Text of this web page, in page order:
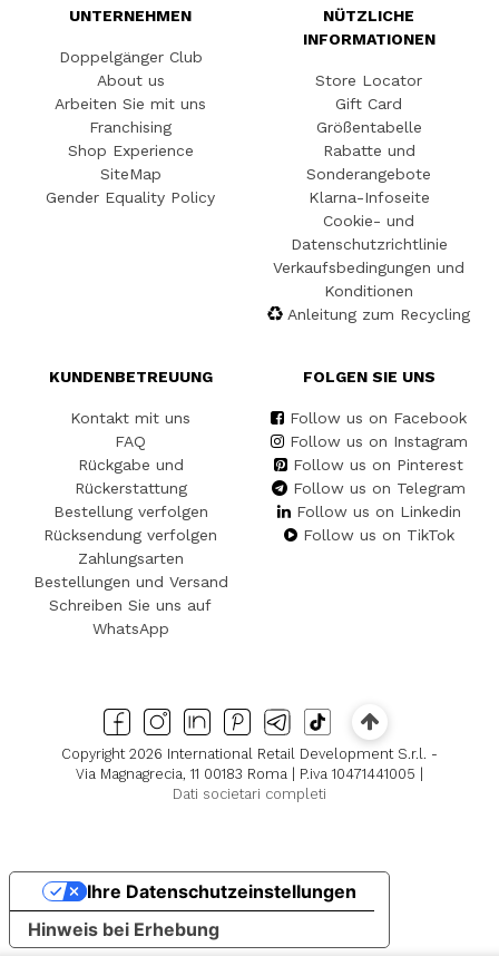
UNTERNEHMEN
Doppelgänger Club
About us
Arbeiten Sie mit uns
Franchising
Shop Experience
SiteMap
Gender Equality Policy
NÜTZLICHE
INFORMATIONEN
Store Locator
Gift Card
Größentabelle
Rabatte und
Sonderangebote
Klarna-Infoseite
Cookie- und
Datenschutzrichtlinie
Verkaufsbedingungen und
Konditionen
Anleitung zum Recycling
KUNDENBETREUUNG
Kontakt mit uns
FAQ
Rückgabe und
Rückerstattung
Bestellung verfolgen
Rücksendung verfolgen
Zahlungsarten
Bestellungen und Versand
Schreiben Sie uns auf
WhatsApp
FOLGEN SIE UNS
Follow us on Facebook
Follow us on Instagram
Follow us on Pinterest
Follow us on Telegram
Follow us on Linkedin
Follow us on TikTok
Copyright 2026 International Retail Development S.r.l. -
Via Magnagrecia, 11 00183 Roma | P.iva 10471441005 |
Dati societari completi
Hinweis bei Erhebung
Ihre Datenschutzeinstellungen